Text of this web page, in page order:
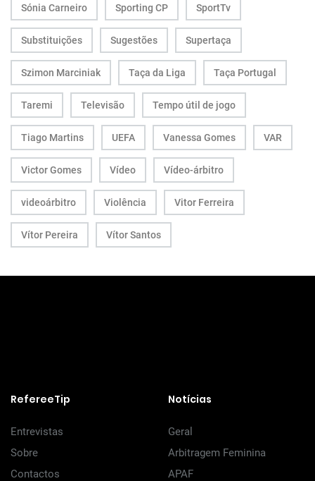
Sónia Carneiro Sporting CP SportTv
Substituições Sugestões Supertaça
Szimon Marciniak Taça da Liga Taça Portugal
Taremi Televisão Tempo útil de jogo
Tiago Martins UEFA Vanessa Gomes VAR
Victor Gomes Vídeo Vídeo-árbitro
videoárbitro Violência Vitor Ferreira
Vítor Pereira Vítor Santos
RefereeTip
Entrevistas
Sobre
Contactos
Notícias
Geral
Arbitragem Feminina
APAF